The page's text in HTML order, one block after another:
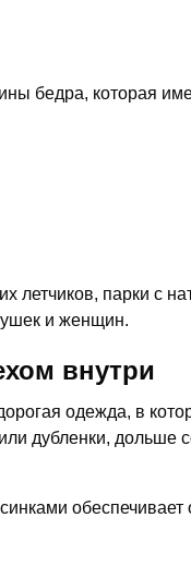
бедра, которая
летчиков, парки с
и женщин.
внутри
одежда, в
дубленки, дольше
обеспечивает